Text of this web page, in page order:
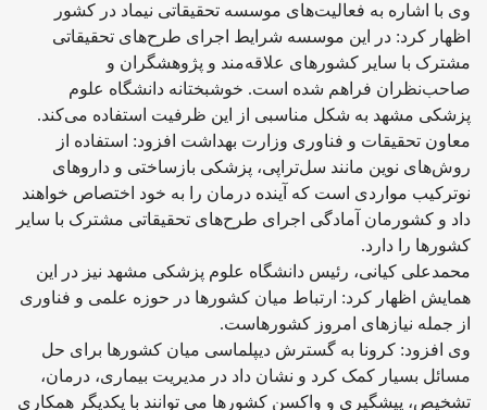
وی با اشاره به فعالیت‌های موسسه تحقیقاتی نیماد در کشور
اظهار کرد: در این موسسه شرایط اجرای طرح‌های تحقیقاتی
مشترک با سایر کشورهای علاقه‌مند و پژوهشگران و
صاحب‌نظران فراهم شده است. خوشبختانه دانشگاه علوم
پزشکی مشهد به شکل مناسبی از این ظرفیت استفاده می‌کند.
معاون تحقیقات و فناوری وزارت بهداشت افزود: استفاده از
روش‌های نوین مانند سل‌تراپی، پزشکی بازساختی و داروهای
نوترکیب مواردی است که آینده درمان را به خود اختصاص خواهند
داد و کشورمان آمادگی اجرای طرح‌های تحقیقاتی مشترک با سایر
کشورها را دارد.
محمدعلی کیانی، رئیس دانشگاه علوم پزشکی مشهد نیز در این
همایش اظهار کرد: ارتباط میان کشورها در حوزه علمی و فناوری
از جمله نیازهای امروز کشورهاست.
وی افزود: کرونا به گسترش دیپلماسی میان کشورها برای حل
مسائل بسیار کمک کرد و نشان داد در مدیریت بیماری، درمان،
تشخیص، پیشگیری و واکسن کشورها می توانند با یکدیگر همکاری